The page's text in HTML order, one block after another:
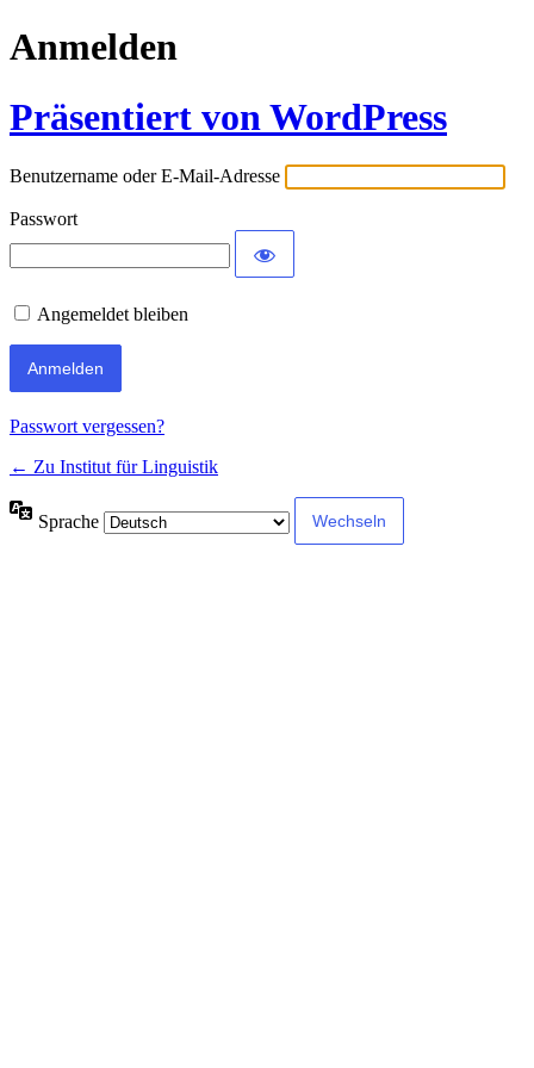
Anmelden
Präsentiert von WordPress
Benutzername oder E-Mail-Adresse
Passwort
Angemeldet bleiben
Passwort vergessen?
← Zu Institut für Linguistik
Sprache